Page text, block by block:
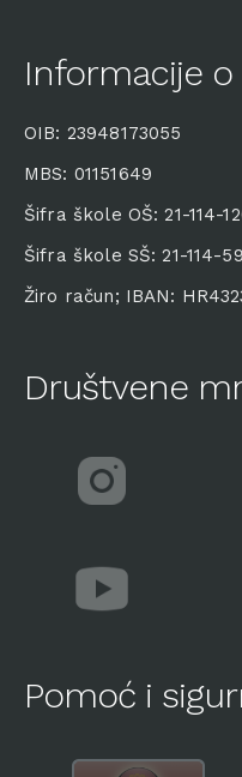
Informacije o
OIB: 23948173055
MBS: 01151649
Šifra škole OŠ: 21-114-
Šifra škole SŠ: 21-114-
Žiro račun; IBAN:
Društvene
Pomoć i